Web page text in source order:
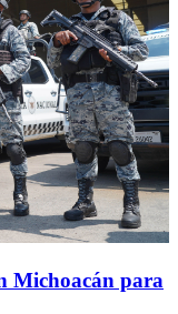
Michoacán para